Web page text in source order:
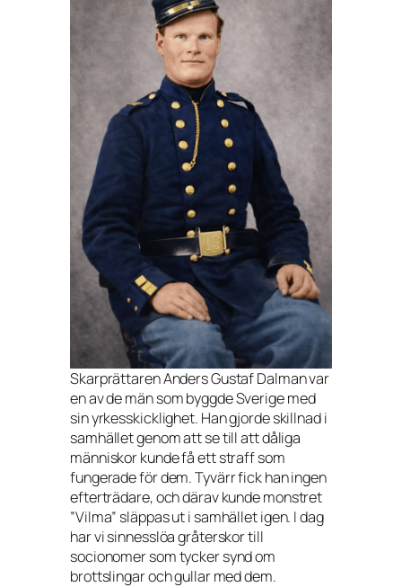
Skarprättaren Anders Gustaf Dalman var
en av de män som byggde Sverige med
sin yrkesskicklighet. Han gjorde skillnad i
samhället genom att se till att dåliga
människor kunde få ett straff som
fungerade för dem. Tyvärr fick han ingen
efterträdare, och därav kunde monstret
”Vilma” släppas ut i samhället igen. I dag
har vi sinnesslöa gråterskor till
socionomer som tycker synd om
brottslingar och gullar med dem.